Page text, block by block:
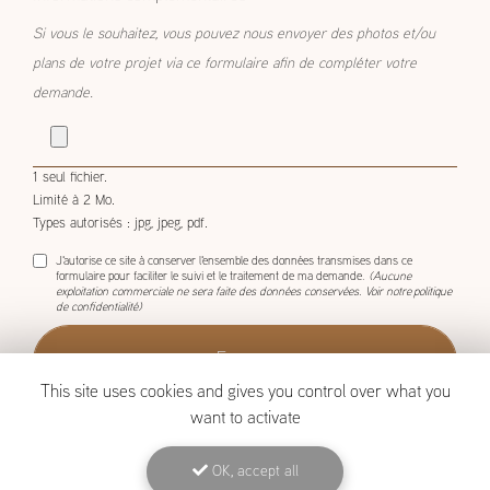
Si vous le souhaitez, vous pouvez nous envoyer des photos et/ou
plans de votre projet via ce formulaire afin de compléter votre
demande.
1 seul fichier.
Limité à 2 Mo.
Types autorisés : jpg, jpeg, pdf.
J'autorise ce site à conserver l'ensemble des données transmises dans ce
formulaire pour faciliter le suivi et le traitement de ma demande.
(Aucune
exploitation commerciale ne sera faite des données conservées. Voir notre politique
de confidentialité)
This site uses cookies and gives you control over what you
want to activate
OK, accept all